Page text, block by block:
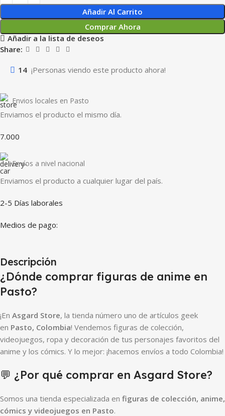
Añadir Al Carrito
Comprar Ahora
Añadir a la lista de deseos
Share:
14 ¡Personas viendo este producto ahora!
Envios locales en Pasto
Enviamos el producto el mismo día.
7.000
Envíos a nivel nacional
Enviamos el producto a cualquier lugar del país.
2-5 Días laborales
Medios de pago:
Descripción
¿Dónde comprar figuras de anime en
Pasto?
¡En Asgard Store, la tienda número uno de artículos geek
en Pasto, Colombia! Vendemos figuras de colección,
videojuegos, ropa y decoración de tus personajes favoritos del
anime y los cómics. Y lo mejor: ¡hacemos envíos a todo Colombia!
💬 ¿Por qué comprar en Asgard Store?
Somos una tienda especializada en figuras de colección, anime,
cómics y videojuegos en Pasto.